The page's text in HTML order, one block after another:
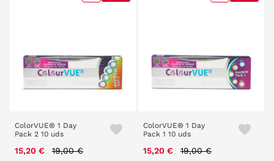
ColorVUE® 1 Day
Pack 2 10 uds
15,20 € Price reduced from
19,00 €
ColorVUE® 1 Day
Pack 1 10 uds
15,20 € Price reduced from
19,00 €